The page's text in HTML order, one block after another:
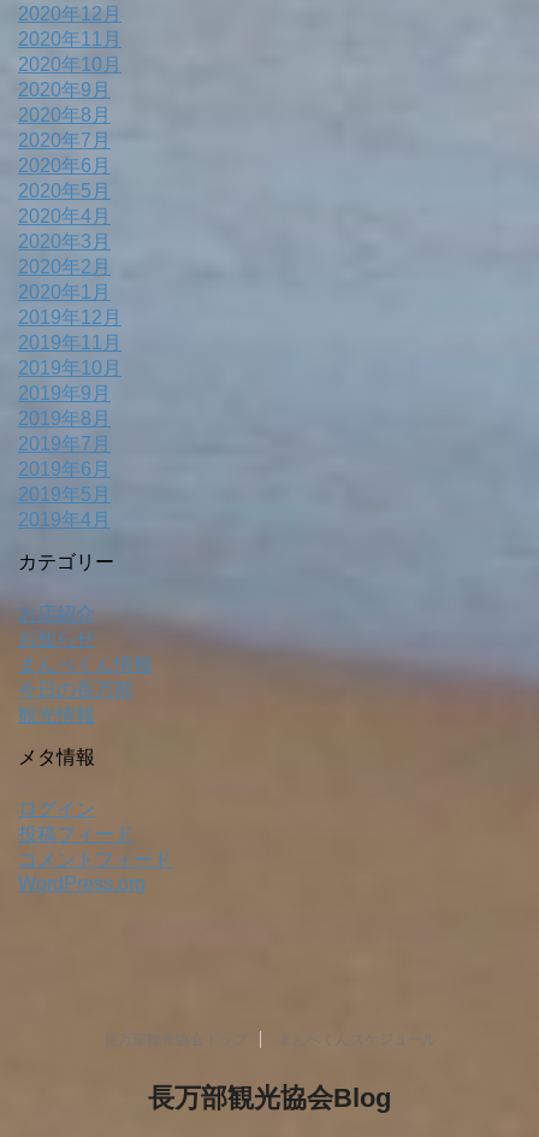
2020年12月
2020年11月
2020年10月
2020年9月
2020年8月
2020年7月
2020年6月
2020年5月
2020年4月
2020年3月
2020年2月
2020年1月
2019年12月
2019年11月
2019年10月
2019年9月
2019年8月
2019年7月
2019年6月
2019年5月
2019年4月
カテゴリー
お店紹介
お知らせ
まんべくん情報
今日の長万部
観光情報
メタ情報
ログイン
投稿フィード
コメントフィード
WordPress.org
長万部観光協会トップ まんべくんスケジュール
長万部観光協会Blog